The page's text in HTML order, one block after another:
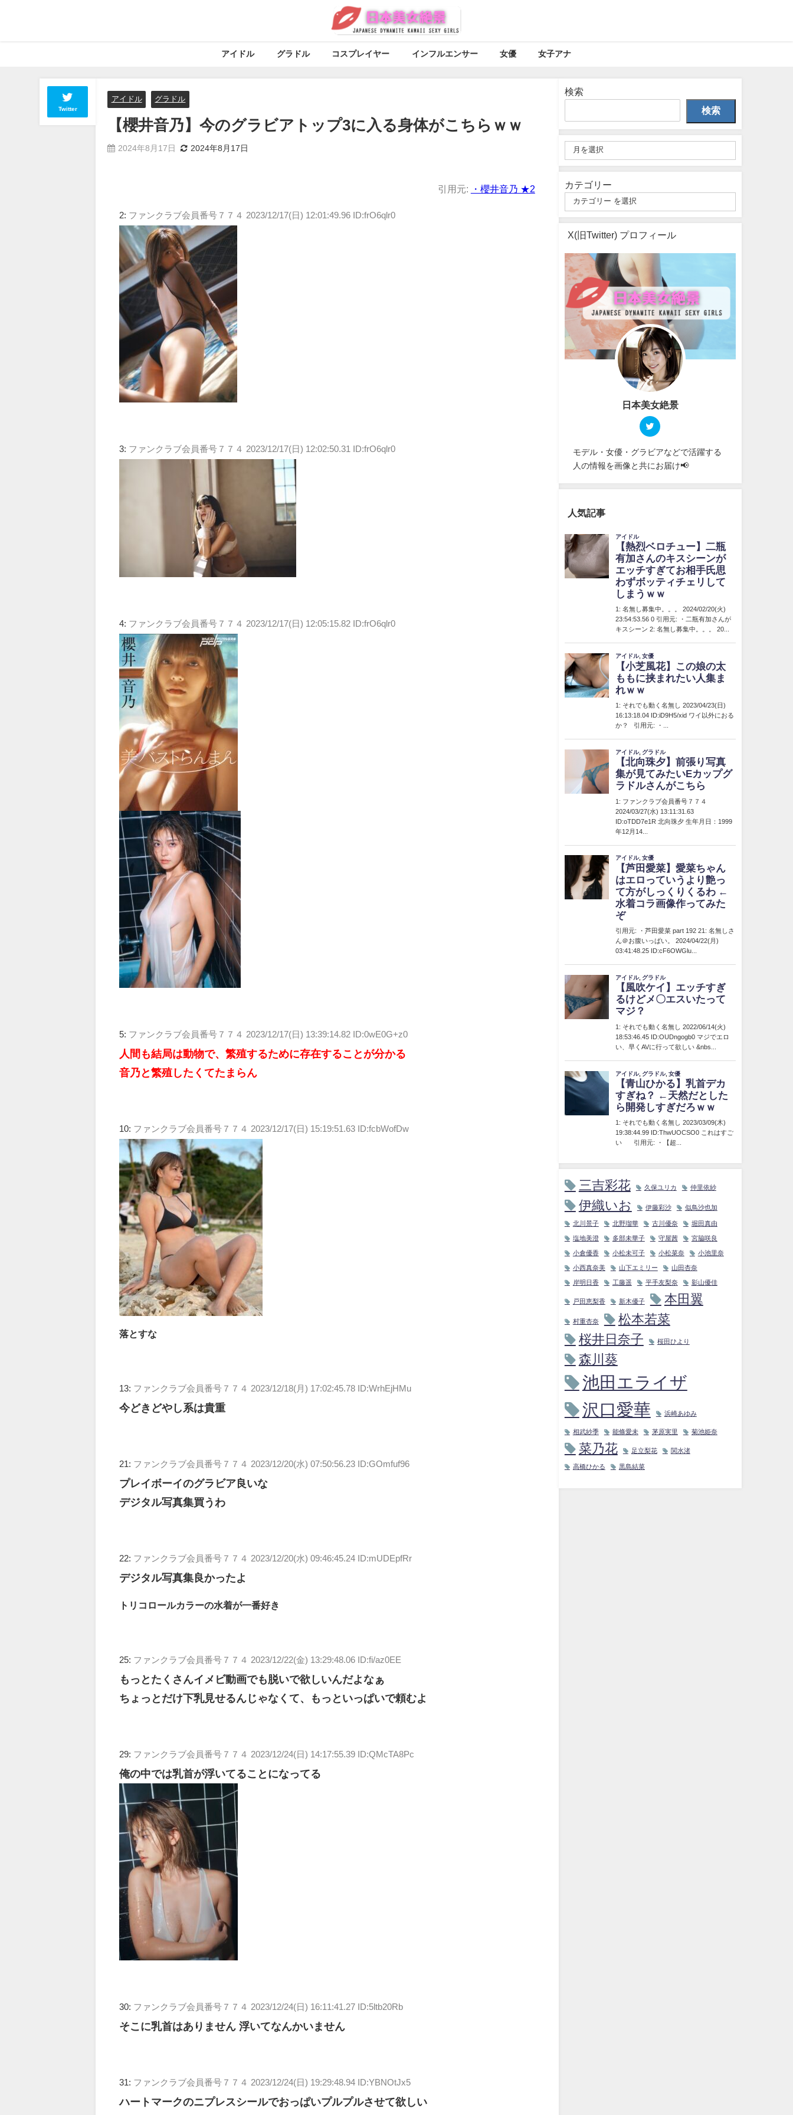
アイドル グラドル コスプレイヤー インフルエンサー 女優 女子アナ
Twitter
アイドル グラドル
【櫻井音乃】今のグラビアトップ3に入る身体がこちらｗｗ
2024年8月17日 2024年8月17日
引用元: ・櫻井音乃 ★2
2: ファンクラブ会員番号７７４ 2023/12/17(日) 12:01:49.96 ID:frO6qlr0
3: ファンクラブ会員番号７７４ 2023/12/17(日) 12:02:50.31 ID:frO6qlr0
4: ファンクラブ会員番号７７４ 2023/12/17(日) 12:05:15.82 ID:frO6qlr0
5: ファンクラブ会員番号７７４ 2023/12/17(日) 13:39:14.82 ID:0wE0G+z0
人間も結局は動物で、繁殖するために存在することが分かる
音乃と繁殖したくてたまらん
10: ファンクラブ会員番号７７４ 2023/12/17(日) 15:19:51.63 ID:fcbWofDw
落とすな
13: ファンクラブ会員番号７７４ 2023/12/18(月) 17:02:45.78 ID:WrhEjHMu
今どきどやし系は貴重
21: ファンクラブ会員番号７７４ 2023/12/20(水) 07:50:56.23 ID:GOmfuf96
プレイボーイのグラビア良いな
デジタル写真集買うわ
22: ファンクラブ会員番号７７４ 2023/12/20(水) 09:46:45.24 ID:mUDEpfRr
デジタル写真集良かったよ
トリコロールカラーの水着が一番好き
25: ファンクラブ会員番号７７４ 2023/12/22(金) 13:29:48.06 ID:fi/az0EE
もっとたくさんイメビ動画でも脱いで欲しいんだよなぁ
ちょっとだけ下乳見せるんじゃなくて、もっといっぱいで頼むよ
29: ファンクラブ会員番号７７４ 2023/12/24(日) 14:17:55.39 ID:QMcTA8Pc
俺の中では乳首が浮いてることになってる
30: ファンクラブ会員番号７７４ 2023/12/24(日) 16:11:41.27 ID:5ltb20Rb
そこに乳首はありません 浮いてなんかいません
31: ファンクラブ会員番号７７４ 2023/12/24(日) 19:29:48.94 ID:YBNOtJx5
ハートマークのニプレスシールでおっぱいプルプルさせて欲しい
検索
検索
カテゴリー
X(旧Twitter) プロフィール
日本美女絶景
モデル・女優・グラビアなどで活躍する
人の情報を画像と共にお届け📢
人気記事
三吉彩花 久保ユリカ 仲里依紗
伊織いお 伊藤彩沙 似鳥沙也加
北川景子 北野瑠華 古川優奈 堀田真由
塩地美澄 多部未華子 守屋茜 宮脇咲良
小倉優香 小松未可子 小松菜奈 小池里奈
小西真奈美 山下エミリー 山田杏奈
岸明日香 工藤遥 平手友梨奈 影山優佳
戸田恵梨香 新木優子 本田翼
村重杏奈
松本若菜
桜井日奈子
桜田ひより
森川葵
池田エライザ
沢口愛華
浜崎あゆみ
相武紗季 能條愛未 茅原実里 菊池姫奈
菜乃花 足立梨花 関水渚
高橋ひかる 黒島結菜